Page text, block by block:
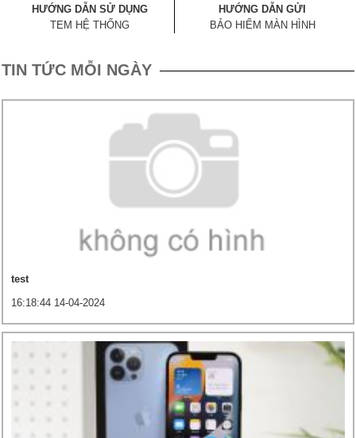
HƯỚNG DẪN SỬ DỤNG
TEM HỆ THỐNG
HƯỚNG DẪN GỬI
BẢO HIỂM MÀN HÌNH
TIN TỨC MỖI NGÀY
test
16:18:44 14-04-2024